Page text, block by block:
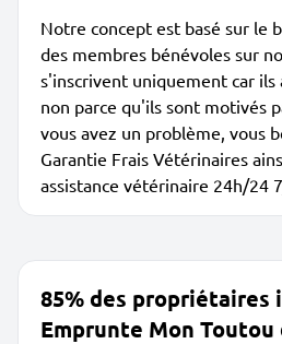
Notre concept est basé sur le
des membres bénévoles sur
s'inscrivent uniquement car ils
non parce qu'ils sont motivés
vous avez un problème, vous
Garantie Frais Vétérinaires
assistance vétérinaire 24h/24
85% des propriétaires
Emprunte Mon